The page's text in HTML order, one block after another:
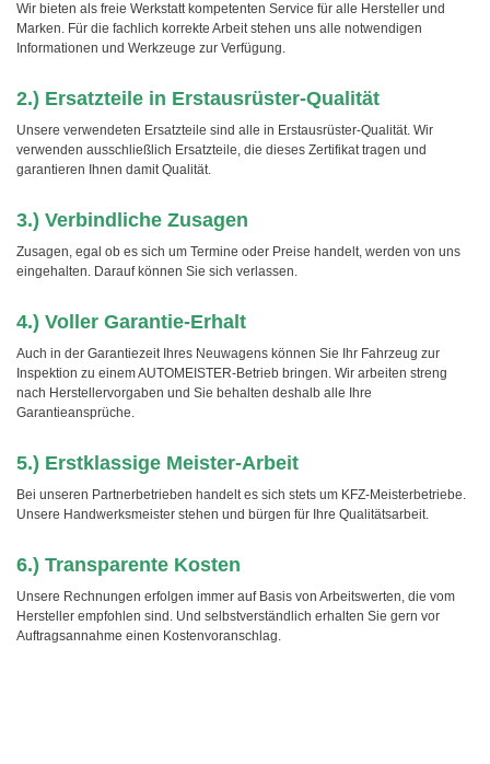
Wir bieten als freie Werkstatt kompetenten Service für alle Hersteller und
Marken. Für die fachlich korrekte Arbeit stehen uns alle notwendigen
Informationen und Werkzeuge zur Verfügung.
2.) Ersatzteile in Erstausrüster-Qualität
Unsere verwendeten Ersatzteile sind alle in Erstausrüster-Qualität. Wir
verwenden ausschließlich Ersatzteile, die dieses Zertifikat tragen und
garantieren Ihnen damit Qualität.
3.) Verbindliche Zusagen
Zusagen, egal ob es sich um Termine oder Preise handelt, werden von uns
eingehalten. Darauf können Sie sich verlassen.
4.) Voller Garantie-Erhalt
Auch in der Garantiezeit Ihres Neuwagens können Sie Ihr Fahrzeug zur
Inspektion zu einem AUTOMEISTER-Betrieb bringen. Wir arbeiten streng
nach Herstellervorgaben und Sie behalten deshalb alle Ihre
Garantieansprüche.
5.) Erstklassige Meister-Arbeit
Bei unseren Partnerbetrieben handelt es sich stets um KFZ-Meisterbetriebe.
Unsere Handwerksmeister stehen und bürgen für Ihre Qualitätsarbeit.
6.) Transparente Kosten
Unsere Rechnungen erfolgen immer auf Basis von Arbeitswerten, die vom
Hersteller empfohlen sind. Und selbstverständlich erhalten Sie gern vor
Auftragsannahme einen Kostenvoranschlag.